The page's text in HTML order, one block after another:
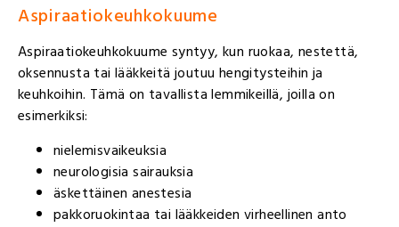
Aspiraatiokeuhkokuume
Aspiraatiokeuhkokuume syntyy, kun ruokaa, nestettä,
oksennusta tai lääkkeitä joutuu hengitysteihin ja
keuhkoihin. Tämä on tavallista lemmikeillä, joilla on
esimerkiksi:
nielemisvaikeuksia
neurologisia sairauksia
äskettäinen anestesia
pakkoruokintaa tai lääkkeiden virheellinen anto